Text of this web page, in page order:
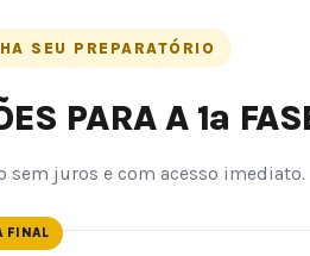
SEU PREPARATÓRIO
PARA A 1ª
sem juros e com acesso imediato.
FINAL